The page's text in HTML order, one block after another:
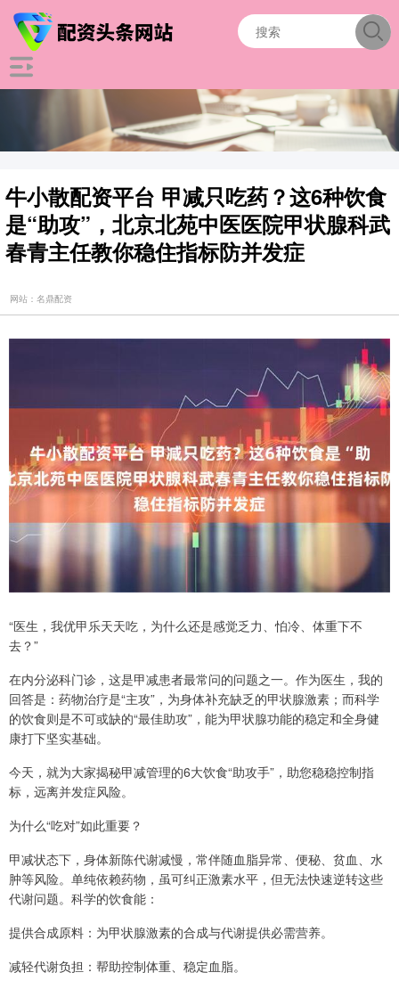
牛小散配资平台 甲减只吃药？这6种饮食
是“助攻”，北京北苑中医医院甲状腺科武
春青主任教你稳住指标防并发症
网站：名鼎配资
“医生，我优甲乐天天吃，为什么还是感觉乏力、怕冷、体重下不
去？”
在内分泌科门诊，这是甲减患者最常问的问题之一。作为医生，我的
回答是：药物治疗是“主攻”，为身体补充缺乏的甲状腺激素；而科学
的饮食则是不可或缺的“最佳助攻”，能为甲状腺功能的稳定和全身健
康打下坚实基础。
今天，就为大家揭秘甲减管理的6大饮食“助攻手”，助您稳稳控制指
标，远离并发症风险。
为什么“吃对”如此重要？
甲减状态下，身体新陈代谢减慢，常伴随血脂异常、便秘、贫血、水
肿等风险。单纯依赖药物，虽可纠正激素水平，但无法快速逆转这些
代谢问题。科学的饮食能：
提供合成原料：为甲状腺激素的合成与代谢提供必需营养。
减轻代谢负担：帮助控制体重、稳定血脂。